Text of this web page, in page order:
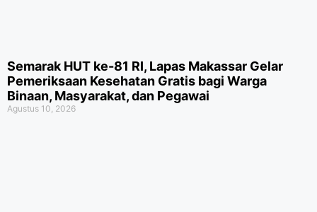
Semarak HUT ke-81 RI, Lapas Makassar Gelar
Pemeriksaan Kesehatan Gratis bagi Warga
Binaan, Masyarakat, dan Pegawai
Agustus 10, 2026